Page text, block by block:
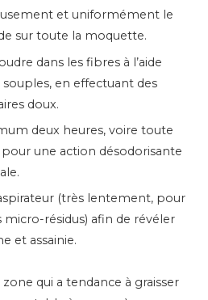
et uniformément le
sur toute la moquette.
dans les fibres à l’aide
souples, en effectuant des
doux.
deux heures, voire toute
une action désodorisante
(très lentement, pour
micro-résidus) afin de révéler
et assainie.
qui a tendance à graisser